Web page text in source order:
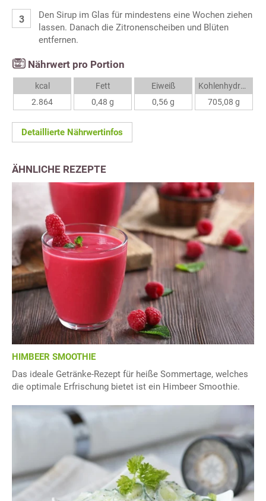
Den Sirup im Glas für mindestens eine Wochen ziehen
lassen. Danach die Zitronenscheiben und Blüten
entfernen.
Nährwert pro Portion
kcal
2.864
Fett
0,48 g
Eiweiß
0,56 g
Kohlenhydrate
705,08 g
Detaillierte Nährwertinfos
ÄHNLICHE REZEPTE
HIMBEER SMOOTHIE
Das ideale Getränke-Rezept für heiße Sommertage, welches
die optimale Erfrischung bietet ist ein Himbeer Smoothie.